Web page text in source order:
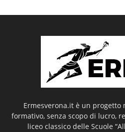
Ermesverona.it è un
formativo, senza scopo di lucro,
liceo classico delle Scuole